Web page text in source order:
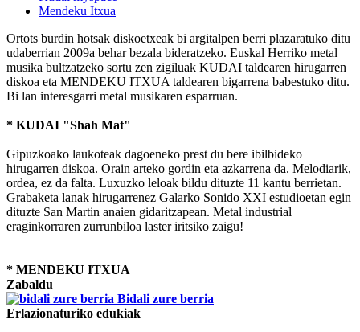
Mendeku Itxua
Ortots burdin hotsak diskoetxeak bi argitalpen berri plazaratuko ditu
udaberrian 2009a behar bezala bideratzeko. Euskal Herriko metal
musika bultzatzeko sortu zen zigiluak KUDAI taldearen hirugarren
diskoa eta MENDEKU ITXUA taldearen bigarrena babestuko ditu.
Bi lan interesgarri metal musikaren esparruan.
* KUDAI "Shah Mat"
Gipuzkoako laukoteak dagoeneko prest du bere ibilbideko
hirugarren diskoa. Orain arteko gordin eta azkarrena da. Melodiarik,
ordea, ez da falta. Luxuzko leloak bildu dituzte 11 kantu berrietan.
Grabaketa lanak hirugarrenez Galarko Sonido XXI estudioetan egin
dituzte San Martin anaien gidaritzapean. Metal industrial
eraginkorraren zurrunbiloa laster iritsiko zaigu!
* MENDEKU ITXUA
Zabaldu
Bidali zure berria
Erlazionaturiko edukiak